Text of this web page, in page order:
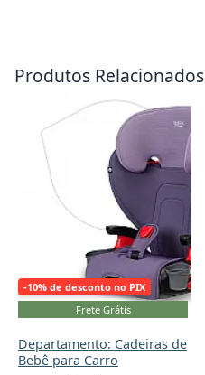
Produtos Relacionados
-10% de desconto no PIX
Frete Grátis
Departamento: Cadeiras de
Bebê para Carro